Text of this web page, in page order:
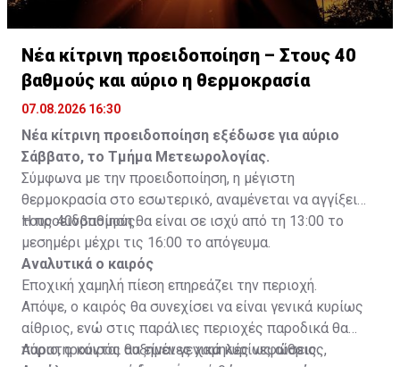
Νέα κίτρινη προειδοποίηση – Στους 40
βαθμούς και αύριο η θερμοκρασία
07.08.2026 16:30
Νέα κίτρινη προειδοποίηση εξέδωσε για αύριο
Σάββατο, το Τμήμα Μετεωρολογίας.
Σύμφωνα με την προειδοποίηση, η μέγιστη
θερμοκρασία στο εσωτερικό, αναμένεται να αγγίξει
τους 40νβαθμούς.
Η προειδοποίηση θα είναι σε ισχύ από τη 13:00 το
μεσημέρι μέχρι τις 16:00 το απόγευμα.
Αναλυτικά ο καιρός
Εποχική χαμηλή πίεση επηρεάζει την περιοχή.
Απόψε, ο καιρός θα συνεχίσει να είναι γενικά κυρίως
αίθριος, ενώ στις παράλιες περιοχές παροδικά θα
παρατηρούνται αυξημένες χαμηλές νεφώσεις.
Αύριο, ο καιρός θα είναι γενικά κυρίως αίθριος,